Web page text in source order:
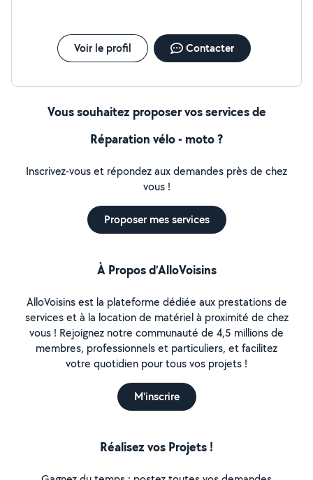
Voir le profil Contacter
Vous souhaitez proposer vos services de
Réparation vélo - moto ?
Inscrivez-vous et répondez aux demandes près de chez
vous !
Proposer mes services
À Propos d’AlloVoisins
AlloVoisins est la plateforme dédiée aux prestations de
services et à la location de matériel à proximité de chez
vous ! Rejoignez notre communauté de 4,5 millions de
membres, professionnels et particuliers, et facilitez
votre quotidien pour tous vos projets !
M'inscrire
Réalisez vos Projets !